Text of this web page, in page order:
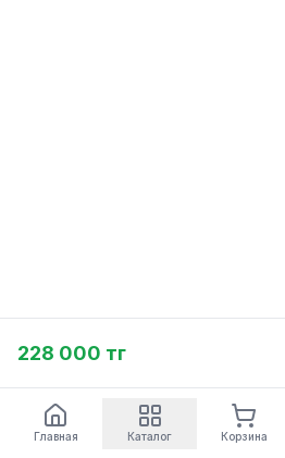
228 000 тг
Главная Каталог Корзина